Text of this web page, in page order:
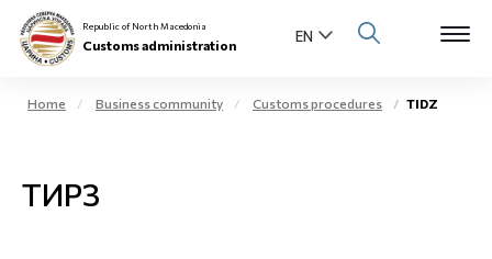
Republic of North Macedonia
Customs administration
Home Business community Customs procedures TIDZ
ТИРЗ